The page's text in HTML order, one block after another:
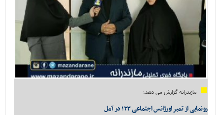
مازندرانه گزارش می دهد؛
رونمایی از تمبر اورژانس اجتماعی ۱۲۳ در آمل